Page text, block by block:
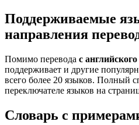
Поддерживаемые
направления
Помимо перевода с
поддерживает и другие
всего более 20 языков. Полный
переключателе языков на
Словарь с